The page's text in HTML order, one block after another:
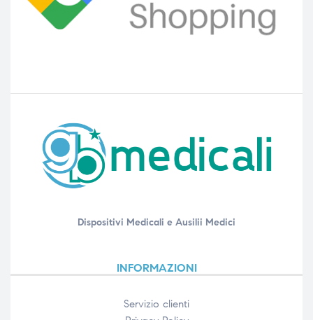
Dispositivi Medicali e Ausilii Medici
INFORMAZIONI
Servizio clienti